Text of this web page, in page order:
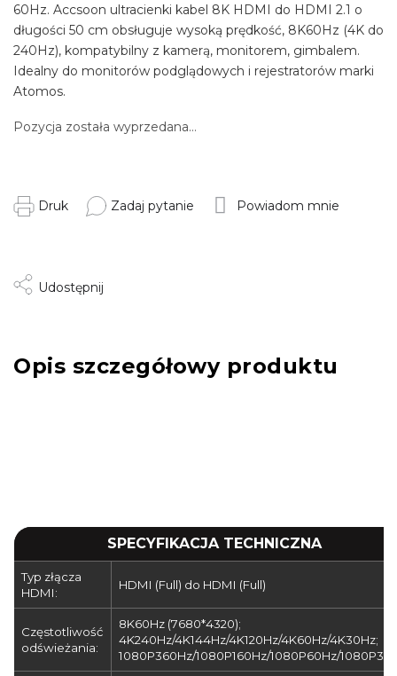
Pozycja została wyprzedana…
60Hz. Accsoon ultracienki kabel 8K HDMI do HDMI 2.1 o
długości 50 cm obsługuje wysoką prędkość, 8K60Hz (4K do
240Hz), kompatybilny z kamerą, monitorem, gimbalem.
Idealny do monitorów podglądowych i rejestratorów marki
Atomos.
Druk Zadaj pytanie Powiadom mnie
Udostępnij
Opis szczegółowy produktu
SPECYFIKACJA TECHNICZNA
Typ złącza
HDMI:
HDMI (Full) do HDMI (Full)
Częstotliwość
odświeżania:
8K60Hz (7680*4320);
4K240Hz/4K144Hz/4K120Hz/4K60Hz/4K30Hz;
1080P360Hz/1080P160Hz/1080P60Hz/